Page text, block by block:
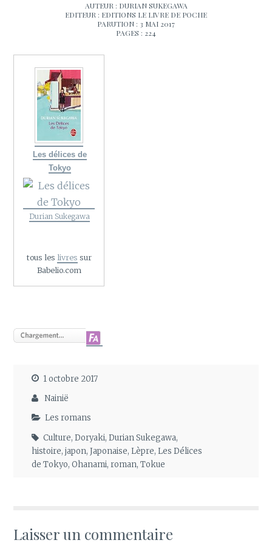
AUTEUR : DURIAN SUKEGAWA
EDITEUR : EDITIONS LE LIVRE DE POCHE
PARUTION : 3 MAI 2017
PAGES : 224
Les délices de
Tokyo
Durian Sukegawa
tous les livres sur
Babelio.com
1 octobre 2017
Nainië
Les romans
Culture,Doryaki,Durian Sukegawa,
histoire,japon,Japonaise,Lèpre,Les Délices
de Tokyo,Ohanami,roman,Tokue
Laisser un commentaire